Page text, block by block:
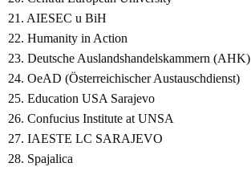
21. AIESEC u BiH
22. Humanity in Action
23. Deutsche Auslandshandelskammern (AHK)
24. OeAD (Österreichischer Austauschdienst)
25. Education USA Sarajevo
26. Confucius Institute at UNSA
27. IAESTE LC SARAJEVO
28. Spajalica